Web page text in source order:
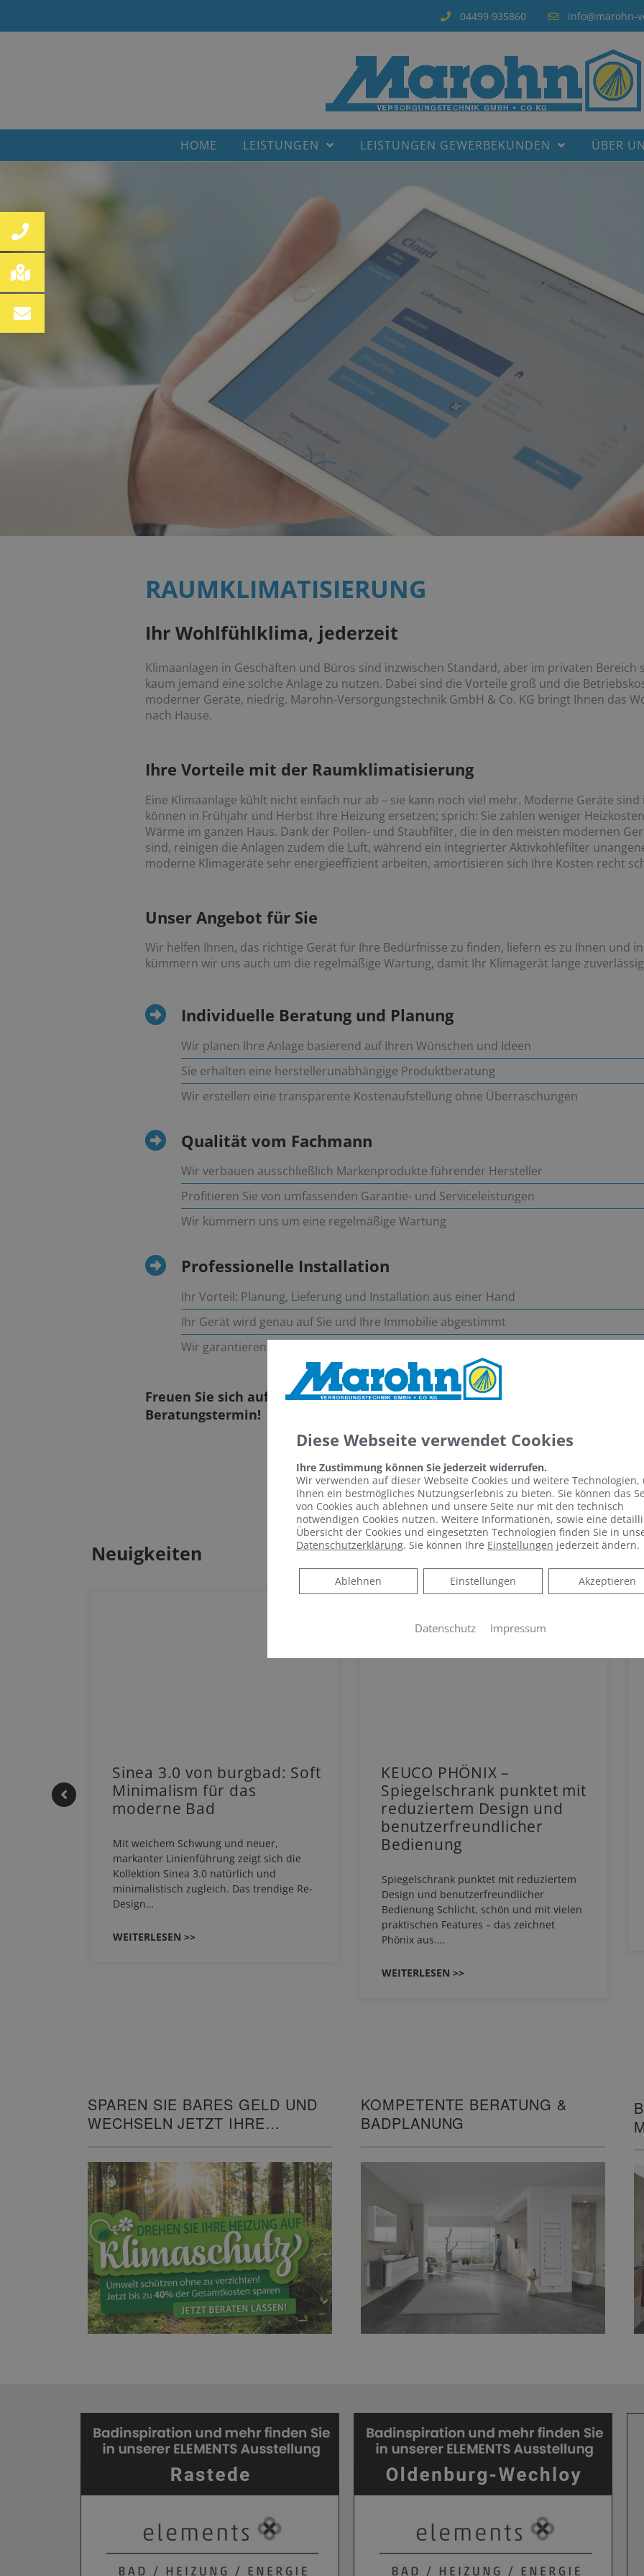
04499 935860 info@marohn-
HOME LEISTUNGEN LEISTUNGEN GEWERBEKUNDEN ÜBER
RAUMKLIMATISIERUNG
Ihr Wohlfühlklima, jederzeit
Klimaanlagen in Geschäften und Büros sind inzwischen Standard, aber im privaten Bereich
kaum jemand eine solche Anlage zu nutzen. Dabei sind die Vorteile groß und die
moderner Geräte, niedrig. Marohn-Versorgungstechnik GmbH & Co. KG bringt Ihnen das
nach Hause.
Ihre Vorteile mit der Raumklimatisierung
Eine Klimaanlage kühlt nicht einfach nur ab – sie kann noch viel mehr. Moderne Geräte
können in Frühjahr und Herbst Ihre Heizung ersetzen; sprich: Sie zahlen weniger
Wärme im ganzen Haus. Dank der Pollen- und Staubfilter, die in den meisten modernen
sind, reinigen die Anlagen zudem die Luft, während ein integrierter Aktivkohlefilter
moderne Klimageräte sehr energieeffizient arbeiten, amortisieren sich Ihre Kosten recht
Unser Angebot für Sie
Wir helfen Ihnen, das richtige Gerät für Ihre Bedürfnisse zu finden, liefern es zu Ihnen und
kümmern wir uns auch um die regelmäßige Wartung, damit Ihr Klimagerät lange
Individuelle Beratung und Planung
Wir planen Ihre Anlage basierend auf Ihren Wünschen und Ideen
Sie erhalten eine herstellerunabhängige Produktberatung
Wir erstellen eine transparente Kostenaufstellung ohne Überraschungen
Qualität vom Fachmann
Wir verbauen ausschließlich Markenprodukte führender Hersteller
Profitieren Sie von umfassenden Garantie- und Serviceleistungen
Wir kümmern uns um eine regelmäßige Wartung
Professionelle Installation
Ihr Vorteil: Planung, Lieferung und Installation aus einer Hand
Ihr Gerät wird genau auf Sie und Ihre Immobilie abgestimmt
Wir garantieren eine sorgfältige und termingerechte Ausführung
Freuen Sie sich auf Wohlfühlklima das ganze Jahr! Vereinbaren Sie einfach
Beratungstermin!
Neuigkeiten
Sinea 3.0 von burgbad: Soft
Minimalism für das
moderne Bad
Mit weichem Schwung und neuer,
markanter Linienführung zeigt sich die
Kollektion Sinea 3.0 natürlich und
minimalistisch zugleich. Das trendige Re-
Design…
WEITERLESEN >>
KEUCO PHÖNIX –
Spiegelschrank punktet mit
reduziertem Design und
benutzerfreundlicher
Bedienung
Spiegelschrank punktet mit reduziertem
Design und benutzerfreundlicher
Bedienung Schlicht, schön und mit vielen
praktischen Features – das zeichnet
Phönix aus.…
WEITERLESEN >>
SPAREN SIE BARES GELD UND
WECHSELN JETZT IHRE
KOMPETENTE BERATUNG &
BADPLANUNG
Diese Webseite verwendet Cookies
Ihre Zustimmung können Sie jederzeit widerrufen.
Wir verwenden auf dieser Webseite Cookies und weitere Technologien,
Ihnen ein bestmögliches Nutzungserlebnis zu bieten. Sie können das
von Cookies auch ablehnen und unsere Seite nur mit den technisch
notwendigen Cookies nutzen. Weitere Informationen, sowie eine
Übersicht der Cookies und eingesetzten Technologien finden Sie in
Datenschutzerklärung. Sie können Ihre Einstellungen jederzeit ändern.
Akzeptieren
Einstellungen
Ablehnen
Ablehnen
Datenschutz Impressum